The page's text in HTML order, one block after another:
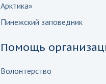
Арктика»
Пинежский заповедник
Помощь
Волонтерство